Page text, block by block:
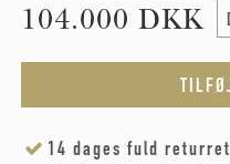
104.000 DKK
14 dages fuld returret